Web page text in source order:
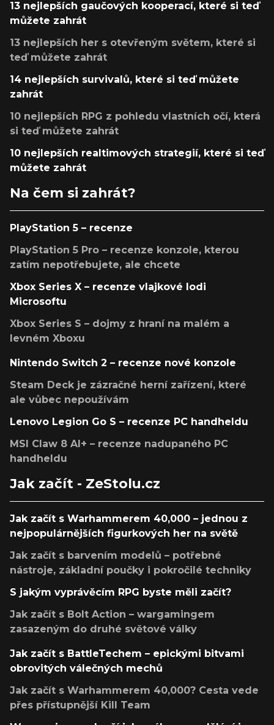
13 nejlepších gaučových kooperací, které si teď
můžete zahrát
13 nejlepších her s otevřeným světem, které si
teď můžete zahrát
14 nejlepších survivalů, které si teď můžete
zahrát
10 nejlepších RPG z pohledu vlastních očí, která
si teď můžete zahrát
10 nejlepších realtimových strategií, které si teď
můžete zahrát
Na čem si zahrát?
PlayStation 5 – recenze
PlayStation 5 Pro – recenze konzole, kterou
zatím nepotřebujete, ale chcete
Xbox Series X – recenze vlajkové lodi
Microsoftu
Xbox Series S – dojmy z hraní na malém a
levném Xboxu
Nintendo Switch 2 – recenze nové konzole
Steam Deck je zázračné herní zařízení, které
ale vůbec nepoužívám
Lenovo Legion Go S – recenze PC handheldu
MSI Claw 8 AI+ – recenze nadupaného PC
handheldu
Jak začít - ZeStolu.cz
Jak začít s Warhammerem 40,000 – jednou z
nejpopulárnějších figurkových her na světě
Jak začít s barvením modelů – potřebné
nástroje, základní poučky i pokročilé techniky
S jakým vyprávěcím RPG byste měli začít?
Jak začít s Bolt Action – wargamingem
zasazeným do druhé světové války
Jak začít s BattleTechem – epickými bitvami
obrovitých válečných mechů
Jak začít s Warhammerem 40,000? Cesta vede
přes přístupnější Kill Team